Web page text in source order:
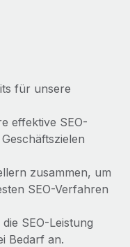
von
einer
Remote
unglaubliche
Integration mit
Management
für unsere
effektive SEO-
zusammen, um
SEO-Verfahren
SEO-Leistung
Bedarf an.